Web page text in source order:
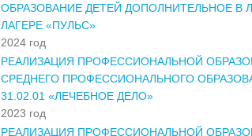
ОБРАЗОВАНИЕ ДЕТЕЙ ДОПОЛНИТЕЛЬНОЕ
ЛАГЕРЕ «ПУЛЬС»
2024 год
РЕАЛИЗАЦИЯ ПРОФЕССИОНАЛЬНОЙ
СРЕДНЕГО ПРОФЕССИОНАЛЬНОГО
31.02.01 «ЛЕЧЕБНОЕ ДЕЛО»
2023 год
РЕАЛИЗАЦИЯ ПРОФЕССИОНАЛЬНОЙ